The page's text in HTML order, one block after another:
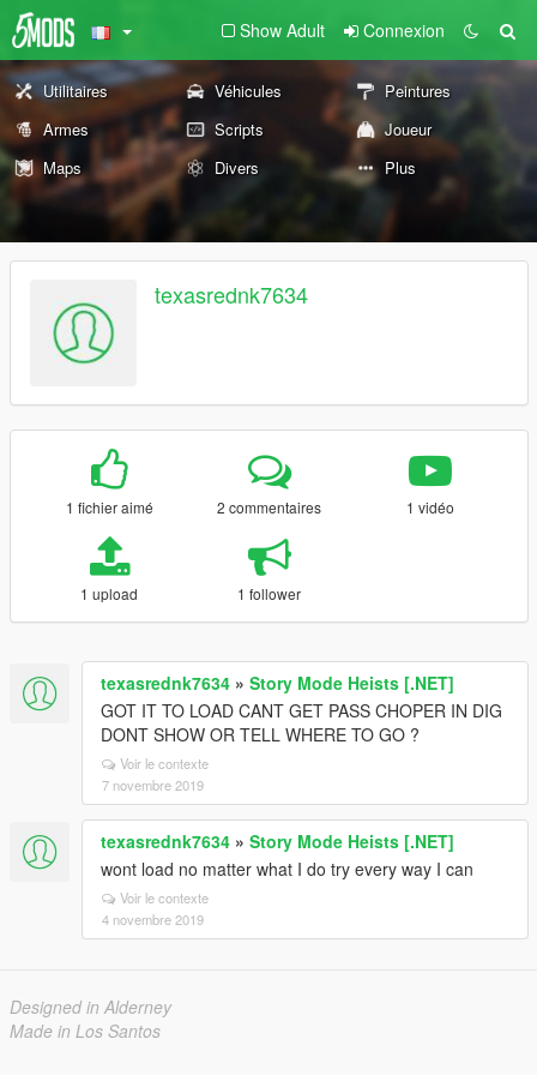
Show Adult Connexion
Utilitaires Véhicules
Peintures
Armes
Scripts
Joueur
Maps
Divers Plus
texasrednk7634
1 fichier aimé 2 commentaires 1 vidéo
1 upload 1 follower
texasrednk7634 » Story Mode Heists [.NET]
GOT IT TO LOAD CANT GET PASS CHOPER IN DIG
DONT SHOW OR TELL WHERE TO GO ?
Voir le contexte
7 novembre 2019
texasrednk7634 » Story Mode Heists [.NET]
wont load no matter what I do try every way I can
Voir le contexte
4 novembre 2019
Designed in Alderney
Made in Los Santos